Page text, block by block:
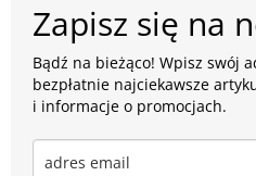
Zapisz się na
Bądź na bieżąco! Wpisz swój
bezpłatnie najciekawsze
i informacje o promocjach.